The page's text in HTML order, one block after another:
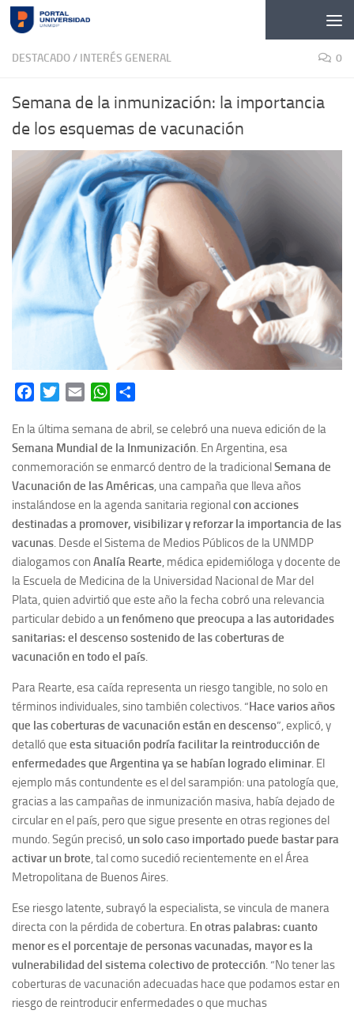
Skip to content
DESTACADO/ INTERÉS GENERAL 0
Semana de la inmunización: la importancia
de los esquemas de vacunación
FacebookTwitterEmail WhatsApp
En la última semana de abril, se celebró una nueva edición de la
Semana Mundial de la Inmunización. En Argentina, esa
conmemoración se enmarcó dentro de la tradicional Semana de
Vacunación de las Américas, una campaña que lleva años
instalándose en la agenda sanitaria regional con acciones
destinadas a promover, visibilizar y reforzar la importancia de las
vacunas. Desde el Sistema de Medios Públicos de la UNMDP
dialogamos con Analía Rearte, médica epidemióloga y docente de
la Escuela de Medicina de la Universidad Nacional de Mar del
Plata, quien advirtió que este año la fecha cobró una relevancia
particular debido a un fenómeno que preocupa a las autoridades
sanitarias: el descenso sostenido de las coberturas de
vacunación en todo el país.
Para Rearte, esa caída representa un riesgo tangible, no solo en
términos individuales, sino también colectivos. “ Hace varios años
que las coberturas de vacunación están en descenso”, explicó, y
detalló que esta situación podría facilitar la reintroducción de
enfermedades que Argentina ya se habían logrado eliminar. El
ejemplo más contundente es el del sarampión: una patología que,
gracias a las campañas de inmunización masiva, había dejado de
circular en el país, pero que sigue presente en otras regiones del
mundo. Según precisó, un solo caso importado puede bastar para
activar un brote, tal como sucedió recientemente en el Área
Metropolitana de Buenos Aires.
Ese riesgo latente, subrayó la especialista, se vincula de manera
directa con la pérdida de cobertura. En otras palabras: cuanto
menor es el porcentaje de personas vacunadas, mayor es la
vulnerabilidad del sistema colectivo de protección. “No tener las
coberturas de vacunación adecuadas hace que podamos estar en
riesgo de reintroducir enfermedades o que muchas